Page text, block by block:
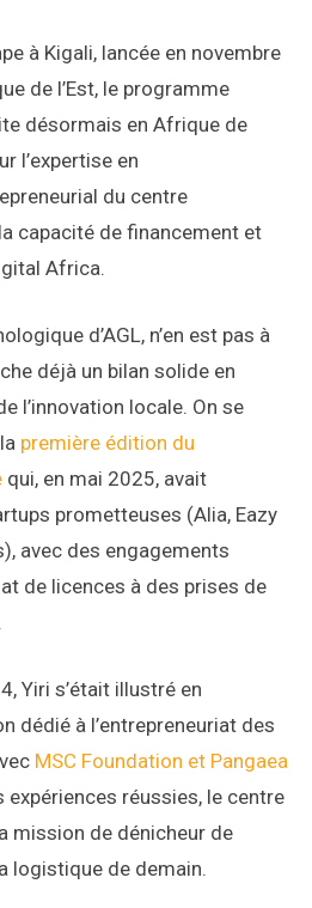
à Kigali, lancée en novembre
de l’Est, le programme
désormais en Afrique de
l’expertise en
du centre
capacité de financement et
Africa.
d’AGL, n’en est pas à
déjà un bilan solide en
l’innovation locale. On se
première édition du
qui, en mai 2025, avait
prometteuses (Alia, Eazy
avec des engagements
de licences à des prises de
Yiri s’était illustré en
dédié à l’entrepreneuriat des
MSC Foundation et Pangaea
expériences réussies, le centre
mission de dénicheur de
logistique de demain.